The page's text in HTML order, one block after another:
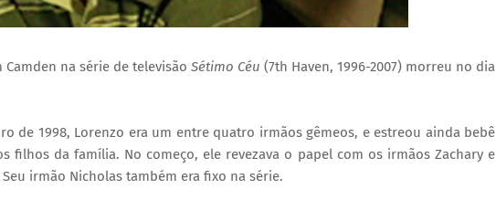
na série de televisão Sétimo Céu (7th Haven, 1996-2007) morreu no dia
de 1998, Lorenzo era um entre quatro irmãos gêmeos, e estreou ainda bebê
filhos da família. No começo, ele revezava o papel com os irmãos Zachary e
irmão Nicholas também era fixo na série.